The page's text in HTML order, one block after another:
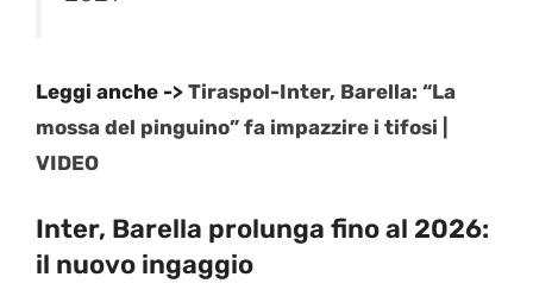
Leggi anche -> Tiraspol-Inter, Barella: “La
mossa del pinguino” fa impazzire i tifosi |
VIDEO
Inter, Barella prolunga fino al 2026:
il nuovo ingaggio